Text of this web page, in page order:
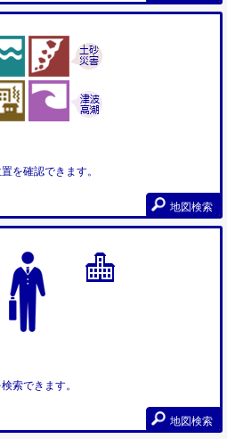
を確認できます。
地図検索
索できます。
地図検索